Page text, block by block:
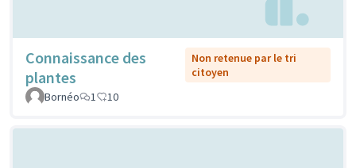
Connaissance des
plantes
Non retenue par le tri
citoyen
Bornéo
1 10